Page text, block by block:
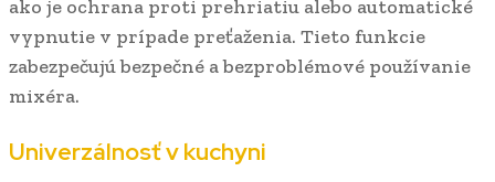
ako je ochrana proti prehriatiu alebo automatické
vypnutie v prípade preťaženia. Tieto funkcie
zabezpečujú bezpečné a bezproblémové používanie
mixéra.
Univerzálnosť v kuchyni